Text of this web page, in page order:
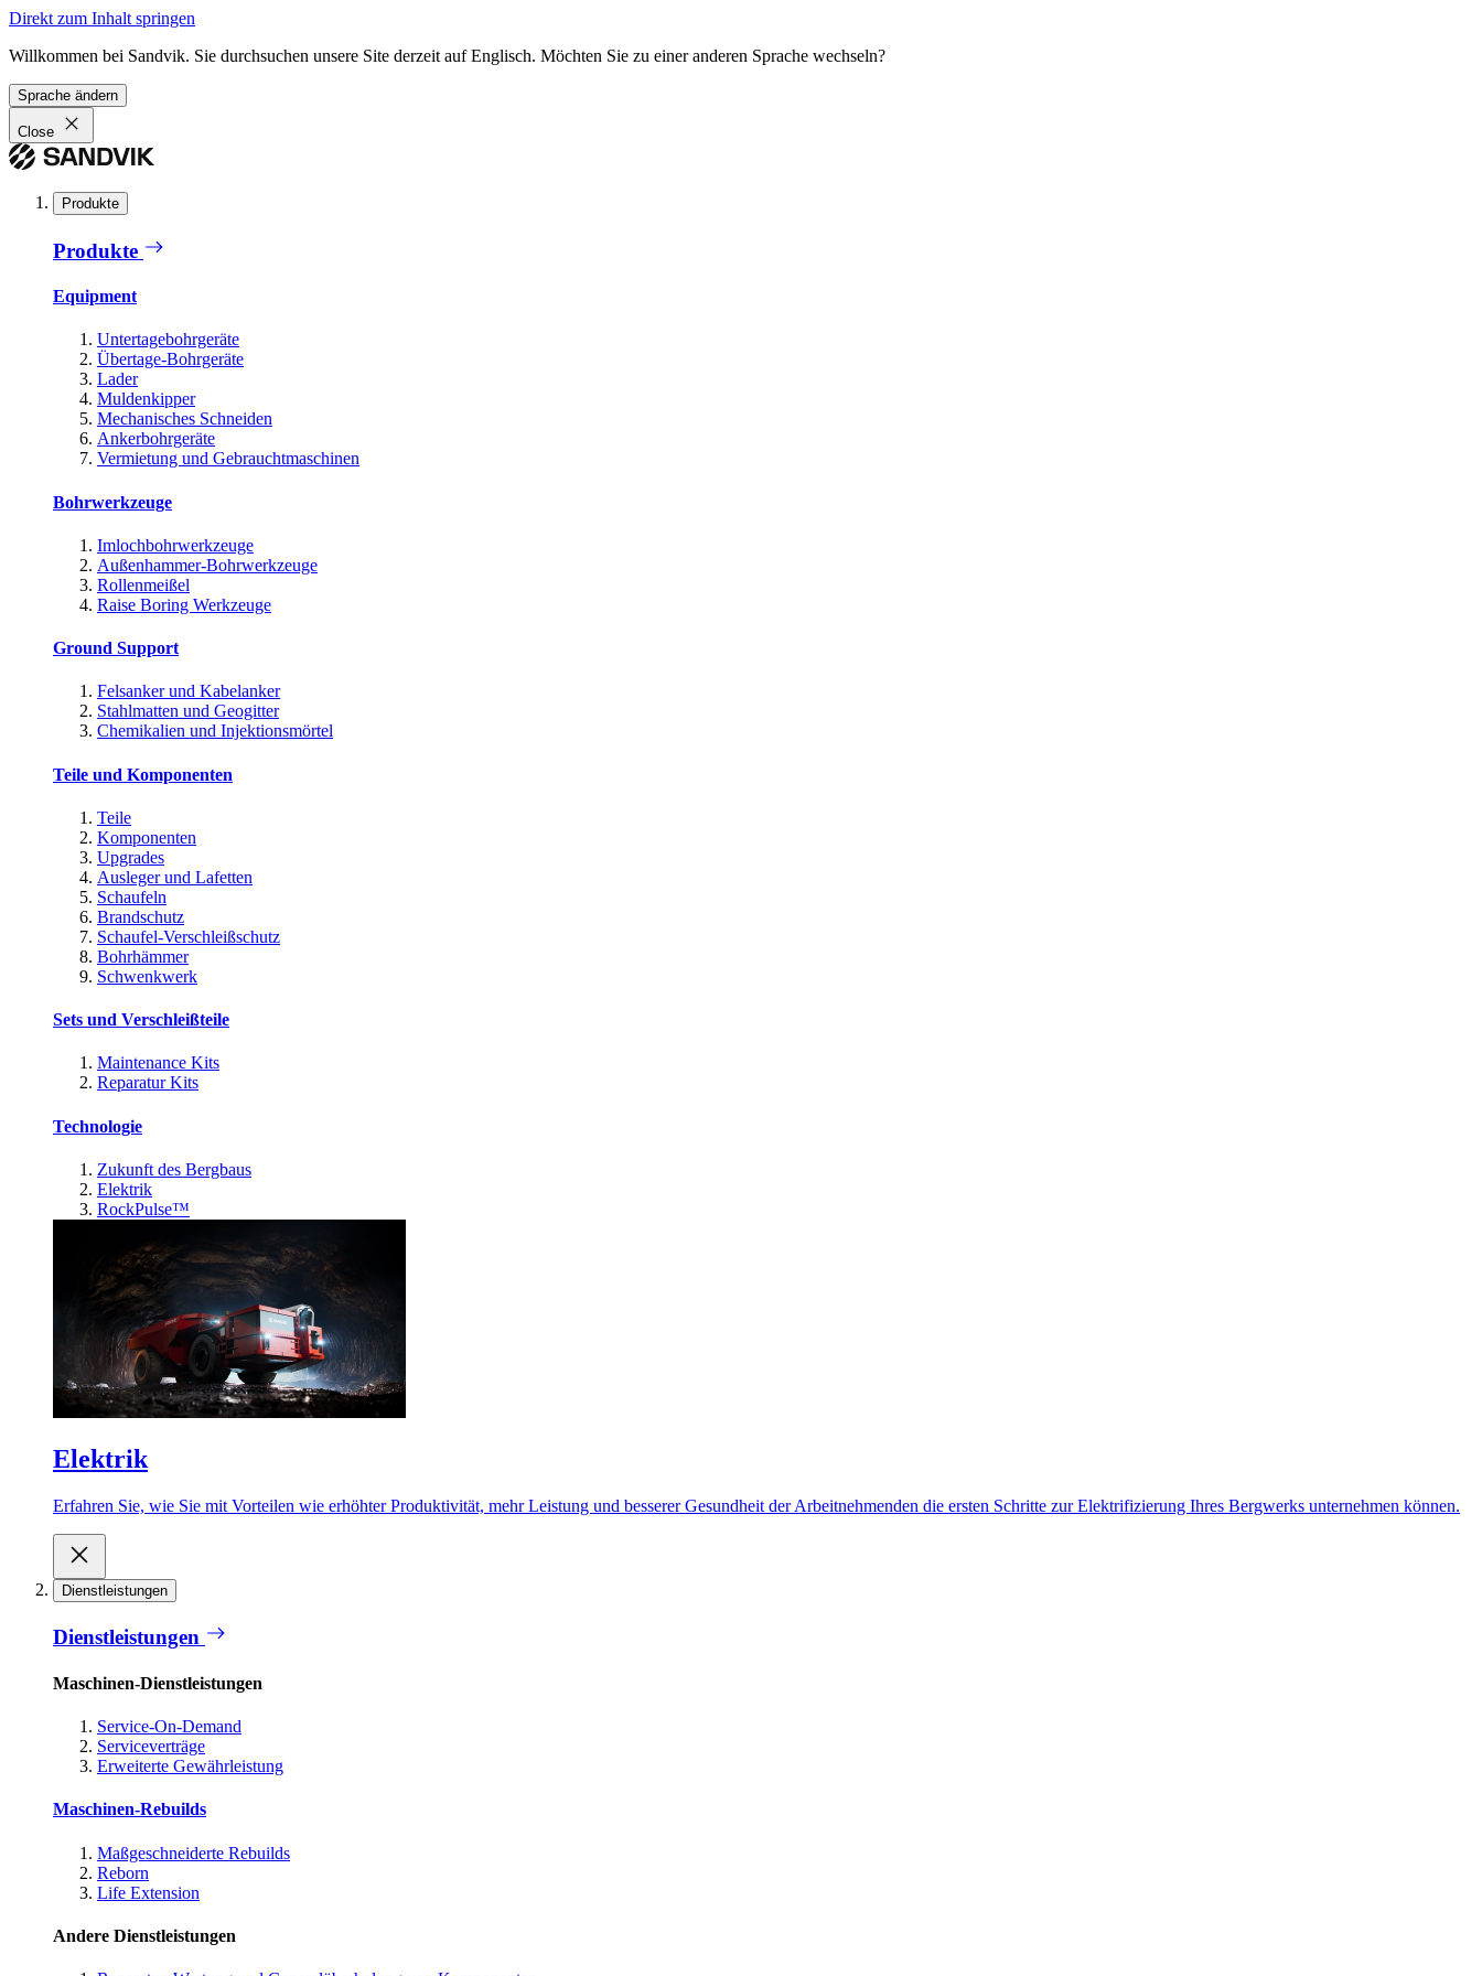
Direkt zum Inhalt springen
Willkommen bei Sandvik. Sie durchsuchen unsere Site derzeit auf Englisch. Möchten Sie zu einer anderen Sprache wechseln?
Sprache ändern
Close
Produkte
Produkte
Equipment
Untertagebohrgeräte
Übertage-Bohrgeräte
Lader
Muldenkipper
Mechanisches Schneiden
Ankerbohrgeräte
Vermietung und Gebrauchtmaschinen
Bohrwerkzeuge
Imlochbohrwerkzeuge
Außenhammer-Bohrwerkzeuge
Rollenmeißel
Raise Boring Werkzeuge
Ground Support
Felsanker und Kabelanker
Stahlmatten und Geogitter
Chemikalien und Injektionsmörtel
Teile und Komponenten
Teile
Komponenten
Upgrades
Ausleger und Lafetten
Schaufeln
Brandschutz
Schaufel-Verschleißschutz
Bohrhämmer
Schwenkwerk
Sets und Verschleißteile
Maintenance Kits
Reparatur Kits
Technologie
Zukunft des Bergbaus
Elektrik
RockPulse™
Elektrik
Erfahren Sie, wie Sie mit Vorteilen wie erhöhter Produktivität, mehr Leistung und besserer Gesundheit der Arbeitnehmenden die ersten Schritte zur Elektrifizierung Ihres Bergwerks unternehmen können.
Dienstleistungen
Dienstleistungen
Maschinen-Dienstleistungen
Service-On-Demand
Serviceverträge
Erweiterte Gewährleistung
Maschinen-Rebuilds
Maßgeschneiderte Rebuilds
Reborn
Life Extension
Andere Dienstleistungen